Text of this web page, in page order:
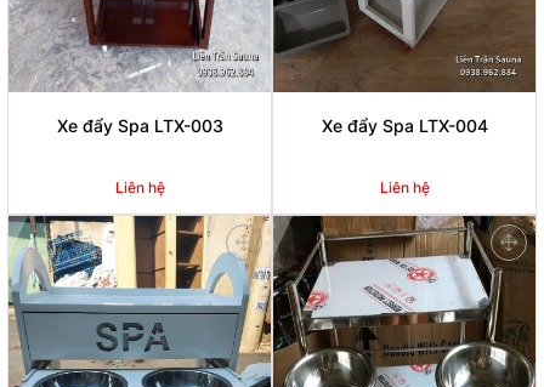
Xe đẩy Spa LTX-003
Liên hệ
Xe đẩy Spa LTX-004
Liên hệ